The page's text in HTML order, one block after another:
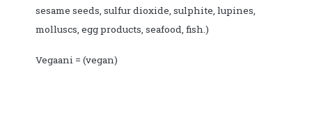
sesame seeds, sulfur dioxide, sulphite, lupines,
molluscs, egg products, seafood, fish.)
Vegaani = (vegan)